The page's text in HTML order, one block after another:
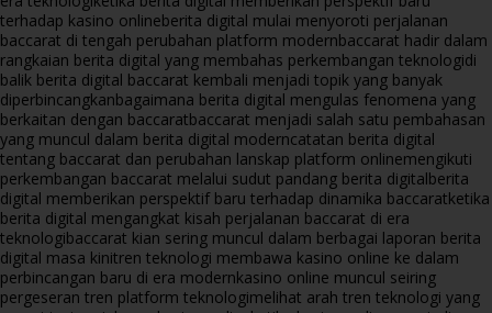
terhadap kasino onlineberita digital mulai menyoroti perjalanan
baccarat di tengah perubahan platform modernbaccarat hadir dalam
rangkaian berita digital yang membahas perkembangan teknologidi
balik berita digital baccarat kembali menjadi topik yang banyak
diperbincangkanbagaimana berita digital mengulas fenomena yang
berkaitan dengan baccaratbaccarat menjadi salah satu pembahasan
yang muncul dalam berita digital moderncatatan berita digital
tentang baccarat dan perubahan lanskap platform onlinemengikuti
perkembangan baccarat melalui sudut pandang berita digitalberita
digital memberikan perspektif baru terhadap dinamika baccaratketika
berita digital mengangkat kisah perjalanan baccarat di era
teknologibaccarat kian sering muncul dalam berbagai laporan berita
digital masa kinitren teknologi membawa kasino online ke dalam
perbincangan baru di era modernkasino online muncul seiring
pergeseran tren platform teknologimelihat arah tren teknologi yang